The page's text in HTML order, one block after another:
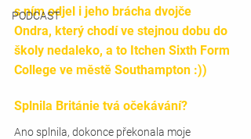
PODCAST
s ním odjel i jeho brácha dvojče
Ondra, který chodí ve stejnou dobu do
školy nedaleko, a to Itchen Sixth Form
College ve městě Southampton :))
Splnila Británie tvá očekávání?
Ano splnila, dokonce překonala moje